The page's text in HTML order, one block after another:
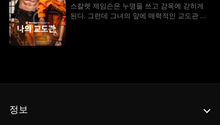
스칼렛 제임슨은 누명을 쓰고 감옥에 갇히게
된다. 그런데 그녀의 앞에 매력적인 교도관 잭
정보